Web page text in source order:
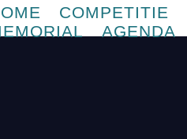
COMPETITIE
AGENDA